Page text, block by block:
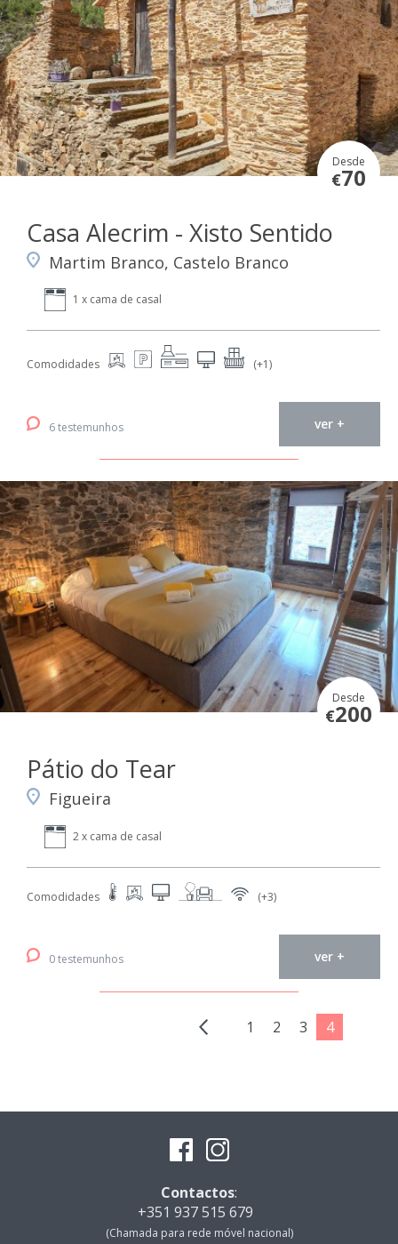
Desde
€70
Casa Alecrim - Xisto Sentido
Martim Branco, Castelo Branco
1 x cama de casal
Comodidades (+1)
6 testemunhos ver +
Desde
€200
Pátio do Tear
Figueira
2 x cama de casal
Comodidades (+3)
0 testemunhos ver +
1 2 3 4
Contactos:
+351 937 515 679
(Chamada para rede móvel nacional)